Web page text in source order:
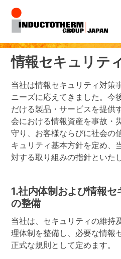
テ
情報セキュリテ
当社は情報セキュリティ対策
ニーズに応えてきました。今
だける製品・サービスを提供
会における情報資産を事故・
守り、お客様ならびに社会の
キュリティ基本方針を定め、
対する取り組みの指針といた
1.社内体制および情報
の整備
当社は、セキュリティの維持
理体制を整備し、必要な情報
正式な規則として定めます。